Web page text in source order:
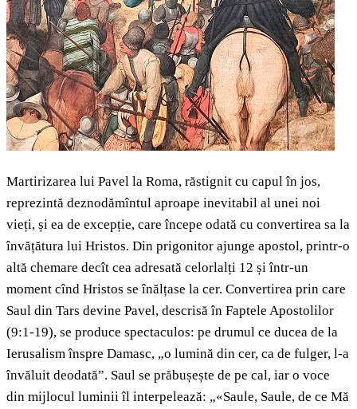
Martirizarea lui Pavel la Roma, răstignit cu capul în jos,
reprezintă deznodămîntul aproape inevitabil al unei noi
vieți, și ea de excepție, care începe odată cu convertirea sa la
învățătura lui Hristos. Din prigonitor ajunge apostol, printr-o
altă chemare decît cea adresată celorlalți 12 și într-un
moment cînd Hristos se înălțase la cer. Convertirea prin care
Saul din Tars devine Pavel, descrisă în Faptele Apostolilor
(9:1-19), se produce spectaculos: pe drumul ce ducea de la
Ierusalism înspre Damasc, „o lumină din cer, ca de fulger, l-a
învăluit deodată”. Saul se prăbușește de pe cal, iar o voce
din mijlocul luminii îl interpelează: „«Saule, Saule, de ce Mă